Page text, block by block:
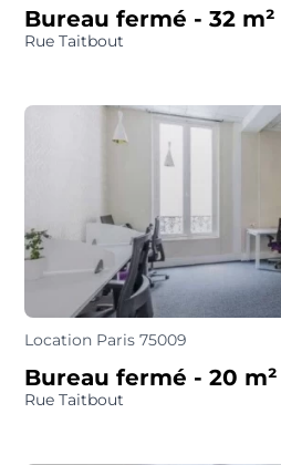
Bureau fermé - 32 m²
Rue Taitbout
Location Paris 75009
Bureau fermé - 20 m²
Rue Taitbout